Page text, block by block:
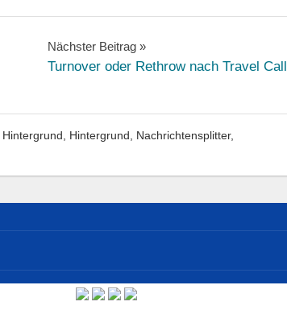
Nächster Beitrag
Turnover oder Rethrow nach Travel Call
Hintergrund Hintergrund Nachrichtensplitter,